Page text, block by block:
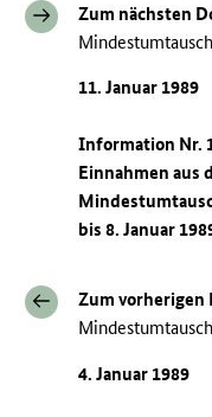
Zum nächsten
11. Januar 1989
Information Nr.
Einnahmen aus
bis 8. Januar
Zum vorherigen
4. Januar 1989